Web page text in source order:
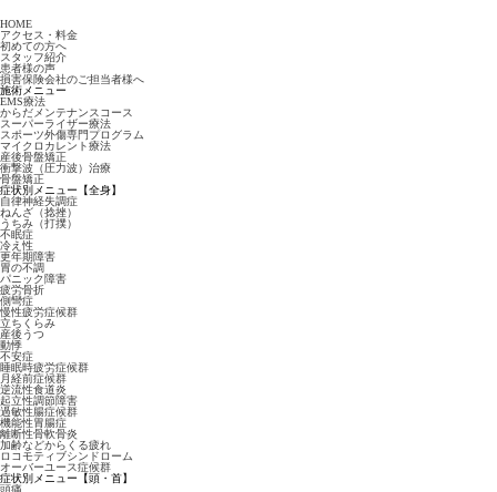
HOME
アクセス・料金
初めての方へ
スタッフ紹介
患者様の声
損害保険会社のご担当者様へ
施術メニュー
EMS療法
からだメンテナンスコース
スーパーライザー療法
スポーツ外傷専門プログラム
マイクロカレント療法
産後骨盤矯正
衝撃波（圧力波）治療
骨盤矯正
症状別メニュー【全身】
自律神経失調症
ねんざ（捻挫）
うちみ（打撲）
不眠症
冷え性
更年期障害
胃の不調
パニック障害
疲労骨折
側彎症
慢性疲労症候群
立ちくらみ
産後うつ
動悸
不安症
睡眠時疲労症候群
月経前症候群
逆流性食道炎
起立性調節障害
過敏性腸症候群
機能性胃腸症
離断性骨軟骨炎
加齢などからくる疲れ
ロコモティブシンドローム
オーバーユース症候群
症状別メニュー【頭・首】
頭痛